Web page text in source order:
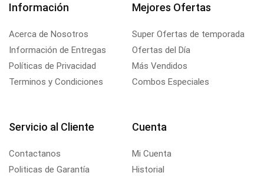
Información
Acerca de Nosotros
Información de Entregas
Políticas de Privacidad
Terminos y Condiciones
Mejores Ofertas
Super Ofertas de temporada
Ofertas del Día
Más Vendidos
Combos Especiales
Servicio al Cliente
Contactanos
Politicas de Garantía
Cuenta
Mi Cuenta
Historial